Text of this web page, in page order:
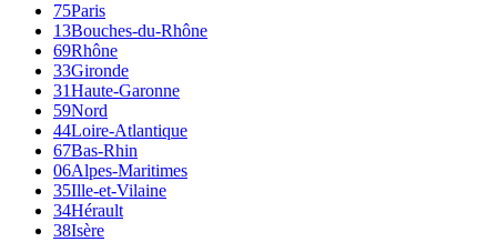
75Paris
13Bouches-du-Rhône
69Rhône
33Gironde
31Haute-Garonne
59Nord
44Loire-Atlantique
67Bas-Rhin
06Alpes-Maritimes
35Ille-et-Vilaine
34Hérault
38Isère